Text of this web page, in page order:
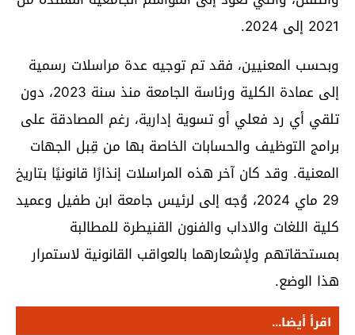
2021 إلى 2024.
وبحسب المعنيين، فقد تم توجيه عدة مراسلات رسمية
إلى عمادة الكلية ورئاسة الجامعة منذ سنة 2023، دون
تلقي أي رد فعلي أو تسوية إدارية، رغم المصادقة على
برامج التوظيف والحسابات الخاصة بها من قِبل الجهات
المعنية. وقد كان آخر هذه المراسلات إنذارًا قانونيًا بتاريخ
29 ماي 2024، وُجه إلى لرئيس جامعة ابن طفيل وعميد
كلية اللغات والاداب والفنون القنيطرة للمطالبة
بمستحقاتهم ولإشعارهما بالعواقب القانونية لاستمرار
هذا الوضع.
اقرأ أيضا...